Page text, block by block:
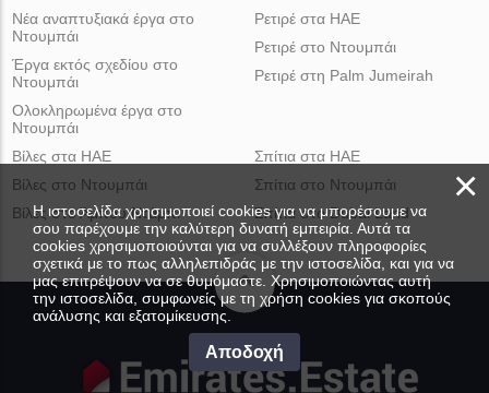
Νέα αναπτυξιακά έργα στο
Ντουμπάι
Έργα εκτός σχεδίου στο
Ντουμπάι
Ολοκληρωμένα έργα στο
Ντουμπάι
Ρετιρέ στα ΗΑΕ
Ρετιρέ στο Ντουμπάι
Ρετιρέ στη Palm Jumeirah
Βίλες στα ΗΑΕ
Βίλες στο Ντουμπάι
Βίλες στο Άμπου Ντάμπι
Σπίτια στα ΗΑΕ
Σπίτια στο Ντουμπάι
Σπίτια στο Dubai Land
×
Η ιστοσελίδα χρησιμοποιεί cookies για να μπορέσουμε να
σου παρέχουμε την καλύτερη δυνατή εμπειρία. Αυτά τα
cookies χρησιμοποιούνται για να συλλέξουν πληροφορίες
σχετικά με το πως αλληλεπιδράς με την ιστοσελίδα, και για να
μας επιτρέψουν να σε θυμόμαστε. Χρησιμοποιώντας αυτή
την ιστοσελίδα, συμφωνείς με τη χρήση cookies για σκοπούς
ανάλυσης και εξατομίκευσης.
Αποδοχή